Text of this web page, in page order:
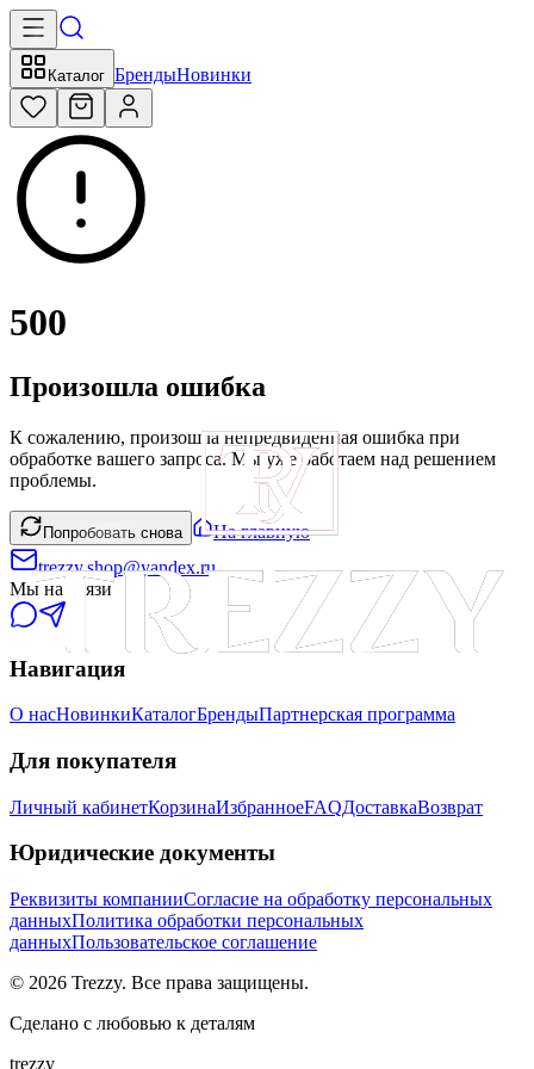
Каталог БрендыНовинки
500
Произошла ошибка
К сожалению, произошла непредвиденная ошибка при
обработке вашего запроса. Мы уже работаем над решением
проблемы.
Попробовать снова
На главную
trezzy.shop@yandex.ru
Мы на связи
Навигация
О насНовинкиКаталогБрендыПартнерская программа
Для покупателя
Личный кабинетКорзинаИзбранноеFAQДоставкаВозврат
Юридические документы
Реквизиты компанииСогласие на обработку персональных
данныхПолитика обработки персональных
данныхПользовательское соглашение
© 2026 Trezzy. Все права защищены.
Сделано с любовью к деталям
trezzy